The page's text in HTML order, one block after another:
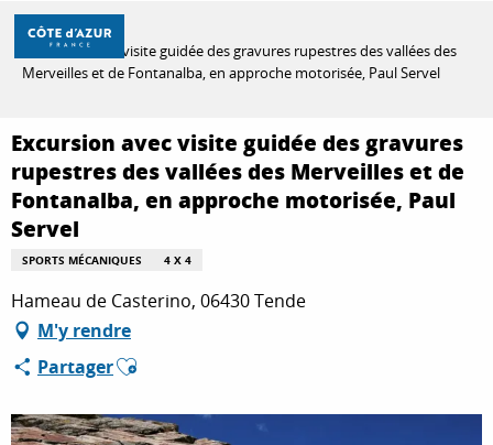
Aller
contenu
À FAIRE
SÉJOURNER
Accueil
Excursion avec visite guidée des gravures rupestres des vallées des
Merveilles et de Fontanalba, en approche motorisée, Paul Servel
Excursion avec visite guidée des gravures
rupestres des vallées des Merveilles et de
Fontanalba, en approche motorisée, Paul
Servel
SPORTS MÉCANIQUES 4 X 4
Hameau de Casterino, 06430 Tende
M'y rendre
PartagerAjouter aux favoris